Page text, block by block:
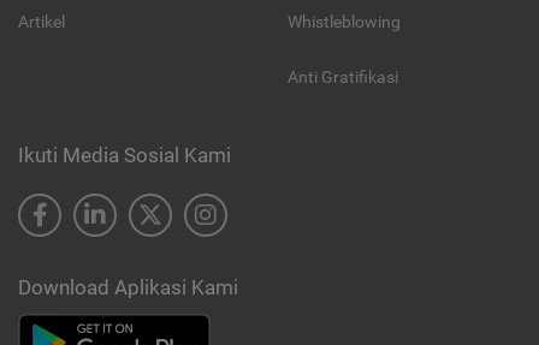
Artikel Whistleblowing
Anti Gratifikasi
Ikuti Media Sosial Kami
Download Aplikasi Kami